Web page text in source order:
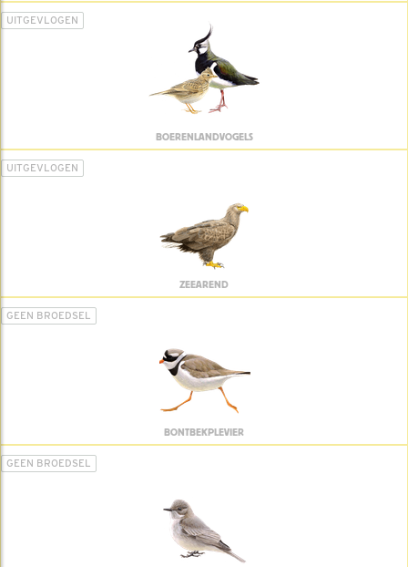
UITGEVLOGEN
BOERENLANDVOGELS
UITGEVLOGEN
ZEEAREND
GEEN BROEDSEL
BONTBEKPLEVIER
GEEN BROEDSEL